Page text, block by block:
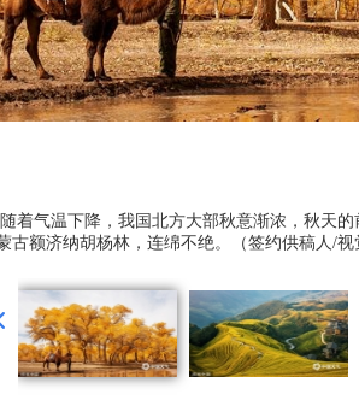
着气温下降，我国北方大部秋意渐浓，秋天
古额济纳胡杨林，连绵不绝。（签约供稿人/